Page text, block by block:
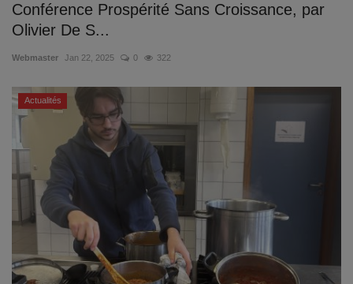
Conférence Prospérité Sans Croissance, par
Olivier De S...
Webmaster Jan 22, 2025 0 322
Actualités